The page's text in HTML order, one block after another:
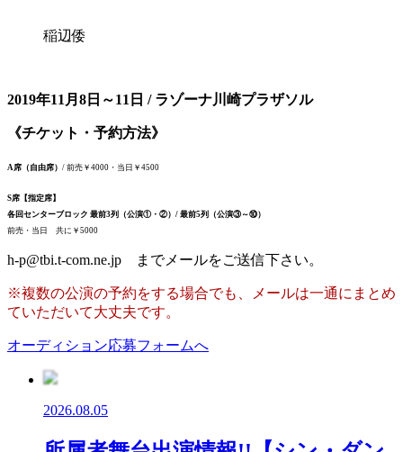
稲辺倭
2019年11月8日～11日 / ラゾーナ川崎プラザソル
《チケット・予約方法》
A席（自由席） / 前売￥4000・当日￥4500
S席【指定席】
各回センターブロック 最前3列（公演①・②）/ 最前5列（公演③～⑩）
前売・当日 共に￥5000
h-p@tbi.t-com.ne.jp までメールをご送信下さい。
※複数の公演の予約をする場合でも、メールは一通にまとめ
ていただいて大丈夫です。
オーディション応募フォームへ
2026.08.05